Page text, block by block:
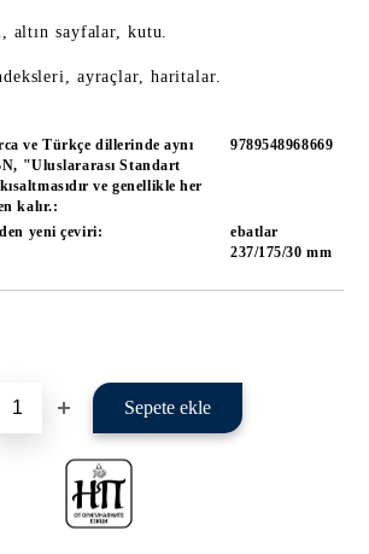
altın sayfalar, kutu.
ayraçlar, haritalar.
ve Türkçe dillerinde aynı
"Uluslararası Standart
ve genellikle her
kalır.:
9789548968669
yeni çeviri:
ebatlar
237/175/30 mm